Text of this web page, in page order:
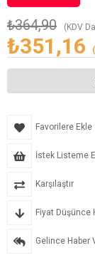
₺364,90 (KDV
₺351,16
Favorilere Ekle
İstek Listeme
Karşılaştır
Fiyat Düşünce
Gelince Haber